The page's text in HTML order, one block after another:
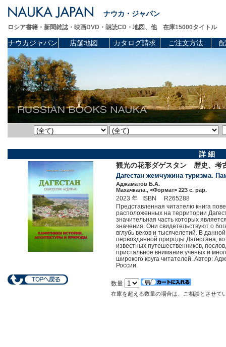
ナウカ・ジャパン
ロシア書籍・新聞雑誌・映画DVD・朗読CD・地図、他 在庫15000タイトル
ナウカジャパン 店舗地図 カタログ請求 ご注文方法
詳 細
観光の花形ダゲスタン 歴史、
Дагестан жемчужина туризма.
Аджаматов Б.А.
Махачкала., <Формат> 223 c. pap.
2023 年 ISBN R265288
Представленная читателю книга
расположенных на территории
значительная часть которых
значения. Они свидетельствуют о
вглубь веков и тысячелетий. В
первозданной природы Дагестана,
известных путешественников,
пристальное внимание учёных и
широкого круга читателей. Автор:
России.
数量
在庫を超える数量の場合は、ご相談とさせて